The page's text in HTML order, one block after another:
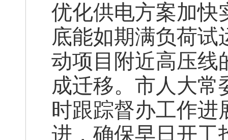
优化供电方案加快
底能如期满负荷试
动项目附近高压线
成迁移。市人大常
时跟踪督办工作进
进，确保早日开工